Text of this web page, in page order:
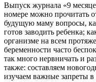
Выпуск журнала «9
номере можно прочитать
будущую маму вопросы,
готов заводить ребенка;
организме на всем
беременности часто
так много нервничать и
также: составляем
изучаем важные запреты